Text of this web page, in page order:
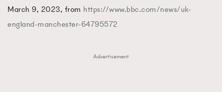
March 9, 2023, from https://www.bbc.com/news/uk-
england-manchester-64795572
Advertisement